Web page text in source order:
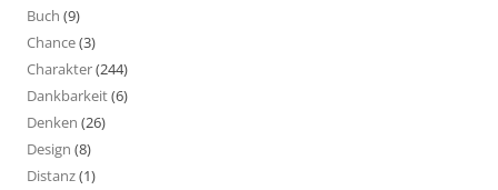
Buch (9)
Chance(3)
Charakter(244)
Dankbarkeit(6)
Denken (26)
Design (8)
Distanz(1)